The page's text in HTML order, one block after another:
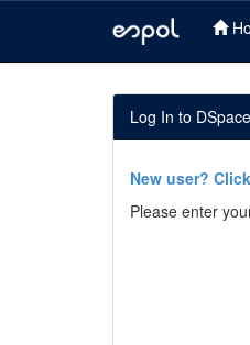
Log In to DSpace
New user?
Please enter